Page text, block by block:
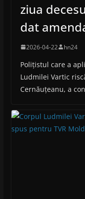
ziua
dat
2026-04-22 hn24
Polițistul care a
Ludmilei Vartic
Cernăuțeanu, a